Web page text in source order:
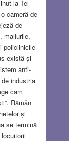
la Tel
cameră de
de
mallurile,
policlinicile
există și
anti-
industria
cam
Rămân
și
se termină